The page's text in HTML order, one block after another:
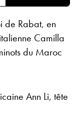
de Rabat, en
Camilla
du Maroc
Ann Li, tête